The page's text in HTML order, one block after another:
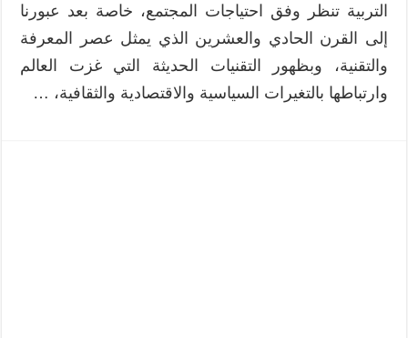
التربية تنظر وفق احتياجات المجتمع، خاصة بعد عبورنا
إلى القرن الحادي والعشرين الذي يمثل عصر المعرفة
والتقنية، وبظهور التقنيات الحديثة التي غزت العالم
وارتباطها بالتغيرات السياسية والاقتصادية والثقافية، …